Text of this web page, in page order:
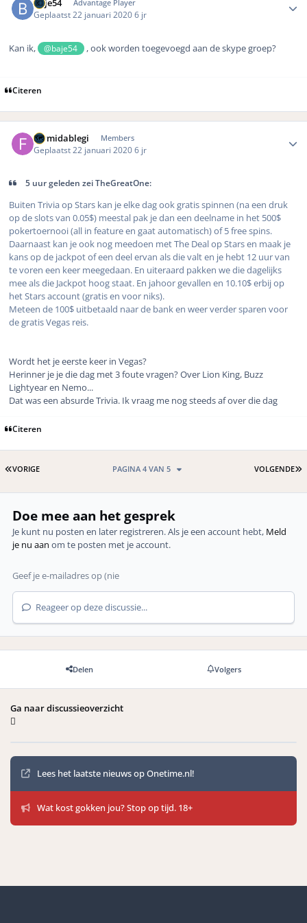
baje54 Advantage Player
Geplaatst 22 januari 20206 jr
Kan ik, @baje54 , ook worden toegevoegd aan de skype groep?
Citeren
formidablegi Members
Geplaatst 22 januari 20206 jr
5 uur geleden zei TheGreatOne:
Buiten Trivia op Stars kan je elke dag ook gratis spinnen (na een druk
op de slots van 0.05$) meestal pak je dan een deelname in het 500$
pokertoernooi (all in feature en gaat automatisch) of 5 free spins.
Daarnaast kan je ook nog meedoen met The Deal op Stars en maak je
kans op de jackpot of een deel ervan als die valt en je hebt 12 uur van
te voren een keer meegedaan. En uiteraard pakken we die dagelijks
mee als die Jackpot hoog staat. En jahoor gevallen en 10.10$ erbij op
het Stars account (gratis en voor niks).
Meteen de 100$ uitbetaald naar de bank en weer verder sparen voor
de gratis Vegas reis.
Wordt het je eerste keer in Vegas?
Herinner je je die dag met 3 foute vragen? Over Lion King, Buzz
Lightyear en Nemo...
Dat was een absurde Trivia. Ik vraag me nog steeds af over die dag
Citeren
EERSTE PAGINA
VORIGE VOLGENDE
PAGINA 4 VAN 5
Doe mee aan het gesprek
Je kunt nu posten en later registreren. Als je een account hebt, Meld
je nu aan om te posten met je account.
Reageer op deze discussie...
Delen Volgers
Ga naar discussieoverzicht
Mededelingen
Lees het laatste nieuws op Onetime.nl!
Wat kost gokken jou? Stop op tijd. 18+